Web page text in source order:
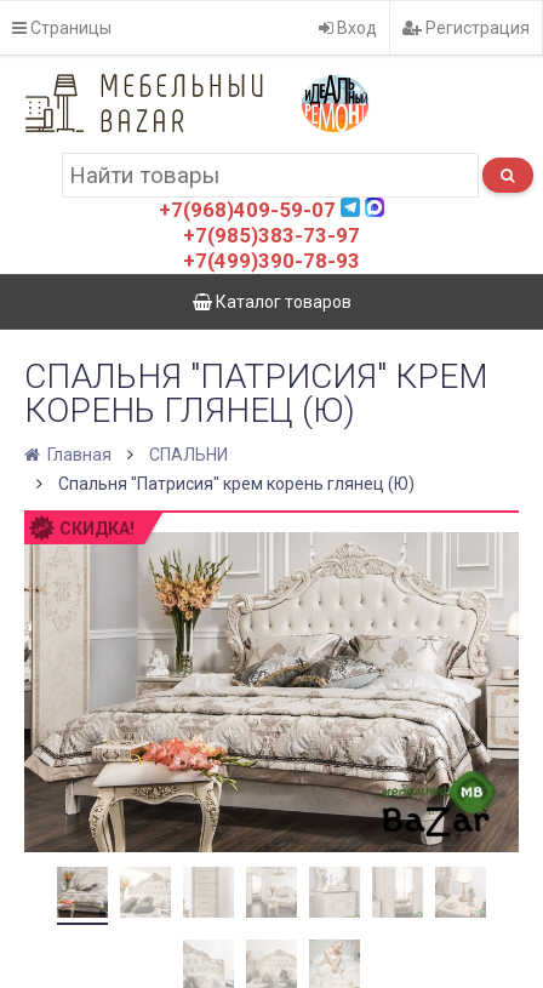
Страницы Вход Регистрация
+7(968)409-59-07
+7(985)383-73-97
+7(499)390-78-93
Каталог товаров
СПАЛЬНЯ "ПАТРИСИЯ" КРЕМ
КОРЕНЬ ГЛЯНЕЦ (Ю)
Главная
СПАЛЬНИ
Спальня "Патрисия" крем корень глянец (Ю)
СКИДКА!